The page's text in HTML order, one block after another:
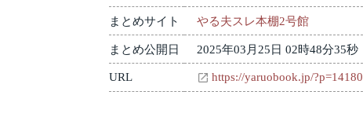
まとめサイト やる夫スレ本棚2号館
まとめ公開日 2025年03月25日 02時48分35秒
URL https://yaruobook.jp/?p=14180